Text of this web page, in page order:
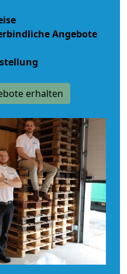
Angebote
erhalten